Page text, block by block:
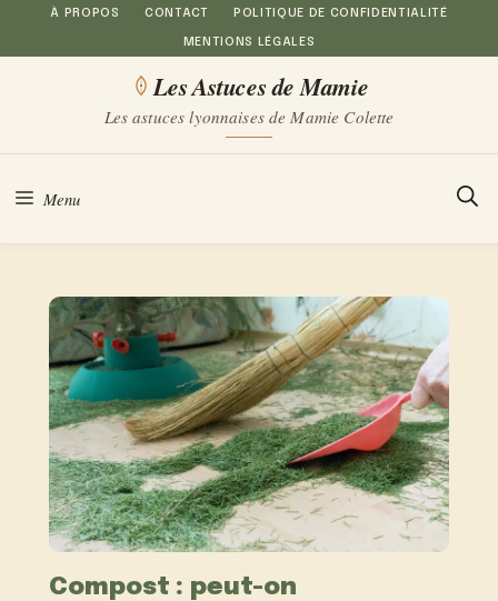
Aller
au
À PROPOS CONTACT POLITIQUE DE CONFIDENTIALITÉ
MENTIONS LÉGALES
Les Astuces de Mamie
Les astuces lyonnaises de Mamie Colette
Menu
Compost : peut-on